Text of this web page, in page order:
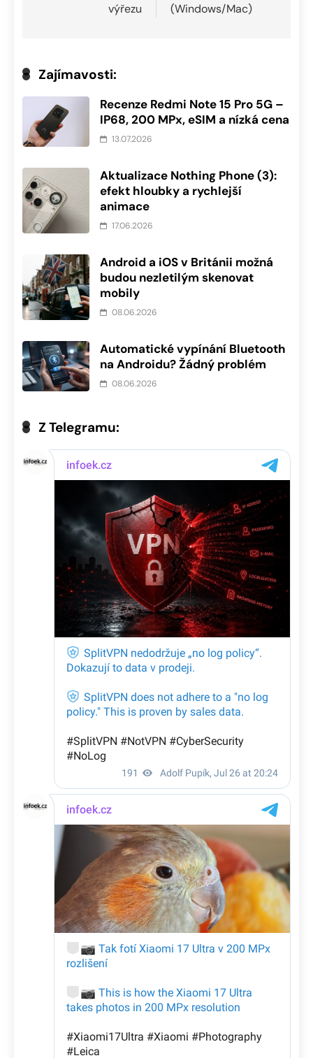
výřezu
(Windows/Mac)
Zajímavosti:
Recenze Redmi Note 15 Pro 5G –
IP68, 200 MPx, eSIM a nízká cena
13.07.2026
Aktualizace Nothing Phone (3):
efekt hloubky a rychlejší
animace
17.06.2026
Android a iOS v Británii možná
budou nezletilým skenovat
mobily
08.06.2026
Automatické vypínání Bluetooth
na Androidu? Žádný problém
08.06.2026
Z Telegramu: